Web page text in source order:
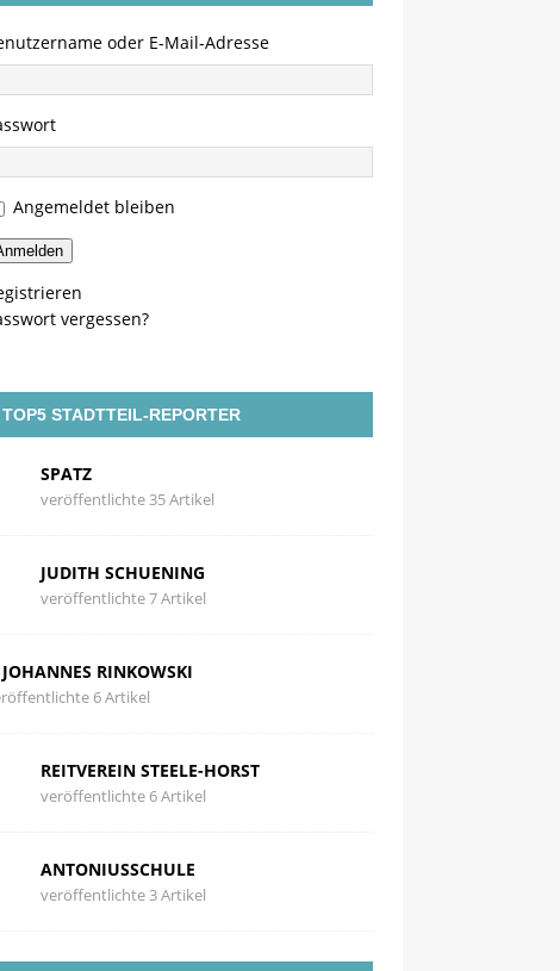
oder E-Mail-Adresse
Angemeldet bleiben
vergessen?
TOP5 STADTTEIL-REPORTER
SPATZ
veröffentlichte 35 Artikel
JUDITH SCHUENING
veröffentlichte 7 Artikel
JOHANNES RINKOWSKI
6 Artikel
REITVEREIN STEELE-HORST
veröffentlichte 6 Artikel
ANTONIUSSCHULE
veröffentlichte 3 Artikel